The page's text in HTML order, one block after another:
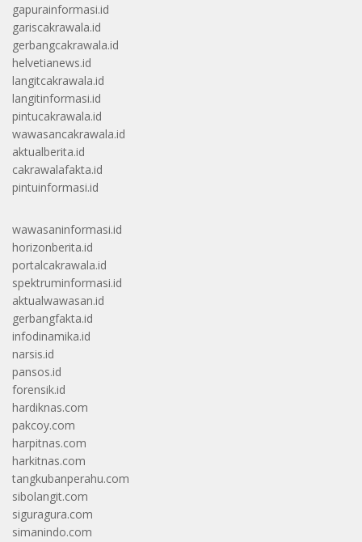
gapurainformasi.id
gariscakrawala.id
gerbangcakrawala.id
helvetianews.id
langitcakrawala.id
langitinformasi.id
pintucakrawala.id
wawasancakrawala.id
aktualberita.id
cakrawalafakta.id
pintuinformasi.id
wawasaninformasi.id
horizonberita.id
portalcakrawala.id
spektruminformasi.id
aktualwawasan.id
gerbangfakta.id
infodinamika.id
narsis.id
pansos.id
forensik.id
hardiknas.com
pakcoy.com
harpitnas.com
harkitnas.com
tangkubanperahu.com
sibolangit.com
siguragura.com
simanindo.com